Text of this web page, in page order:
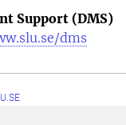
Support (DMS)
dms